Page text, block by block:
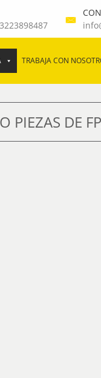
3223898487
TRABAJA CON
PIEZAS DE